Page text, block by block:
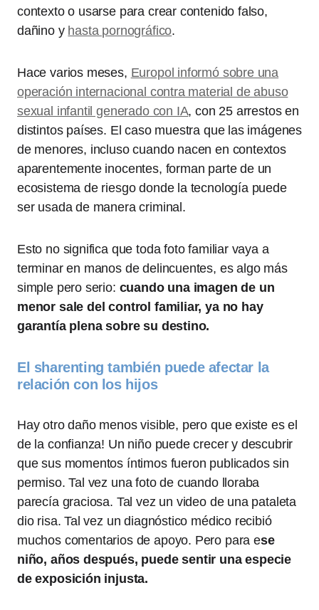
contexto o usarse para crear contenido falso,
dañino y hasta pornográfico.
Hace varios meses, Europol informó sobre una
operación internacional contra material de abuso
sexual infantil generado con IA, con 25 arrestos en
distintos países. El caso muestra que las imágenes
de menores, incluso cuando nacen en contextos
aparentemente inocentes, forman parte de un
ecosistema de riesgo donde la tecnología puede
ser usada de manera criminal.
Esto no significa que toda foto familiar vaya a
terminar en manos de delincuentes, es algo más
simple pero serio: cuando una imagen de un
menor sale del control familiar, ya no hay
garantía plena sobre su destino.
El sharenting también puede afectar la
relación con los hijos
Hay otro daño menos visible, pero que existe es el
de la confianza! Un niño puede crecer y descubrir
que sus momentos íntimos fueron publicados sin
permiso. Tal vez una foto de cuando lloraba
parecía graciosa. Tal vez un video de una pataleta
dio risa. Tal vez un diagnóstico médico recibió
muchos comentarios de apoyo. Pero para ese
niño, años después, puede sentir una especie
de exposición injusta.